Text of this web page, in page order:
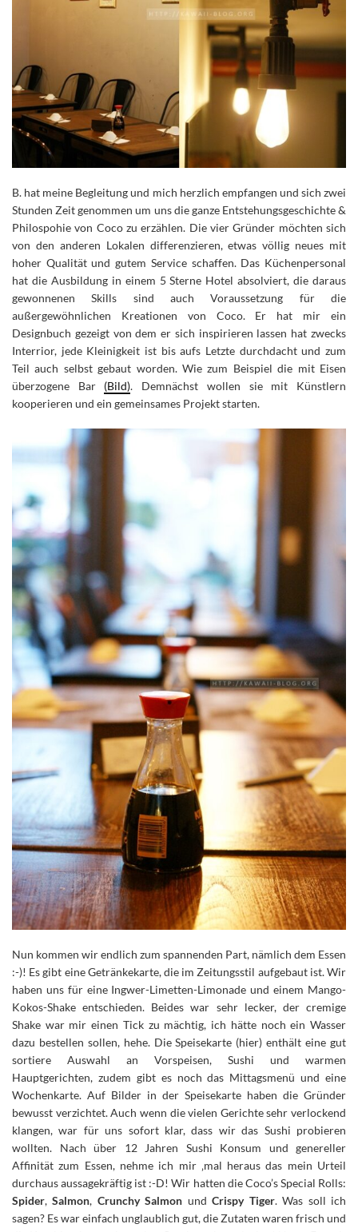
B. hat meine Begleitung und mich herzlich empfangen und sich zwei
Stunden Zeit genommen um uns die ganze Entstehungsgeschichte &
Philospohie von Coco zu erzählen. Die vier Gründer möchten sich
von den anderen Lokalen differenzieren, etwas völlig neues mit
hoher Qualität und gutem Service schaffen. Das Küchenpersonal
hat die Ausbildung in einem 5 Sterne Hotel absolviert, die daraus
gewonnenen Skills sind auch Voraussetzung für die
außergewöhnlichen Kreationen von Coco. Er hat mir ein
Designbuch gezeigt von dem er sich inspirieren lassen hat zwecks
Interrior, jede Kleinigkeit ist bis aufs Letzte durchdacht und zum
Teil auch selbst gebaut worden. Wie zum Beispiel die mit Eisen
überzogene Bar (Bild). Demnächst wollen sie mit Künstlern
kooperieren und ein gemeinsames Projekt starten.
Nun kommen wir endlich zum spannenden Part, nämlich dem Essen
:-)! Es gibt eine Getränkekarte, die im Zeitungsstil aufgebaut ist. Wir
haben uns für eine Ingwer-Limetten-Limonade und einem Mango-
Kokos-Shake entschieden. Beides war sehr lecker, der cremige
Shake war mir einen Tick zu mächtig, ich hätte noch ein Wasser
dazu bestellen sollen, hehe. Die Speisekarte (hier) enthält eine gut
sortiere Auswahl an Vorspeisen, Sushi und warmen
Hauptgerichten, zudem gibt es noch das Mittagsmenü und eine
Wochenkarte. Auf Bilder in der Speisekarte haben die Gründer
bewusst verzichtet. Auch wenn die vielen Gerichte sehr verlockend
klangen, war für uns sofort klar, dass wir das Sushi probieren
wollten. Nach über 12 Jahren Sushi Konsum und genereller
Affinität zum Essen, nehme ich mir ‚mal heraus das mein Urteil
durchaus aussagekräftig ist :-D! Wir hatten die Coco’s Special Rolls:
Spider,Salmon, Crunchy Salmon undCrispy Tiger. Was soll ich
sagen? Es war einfach unglaublich gut, die Zutaten waren frisch und